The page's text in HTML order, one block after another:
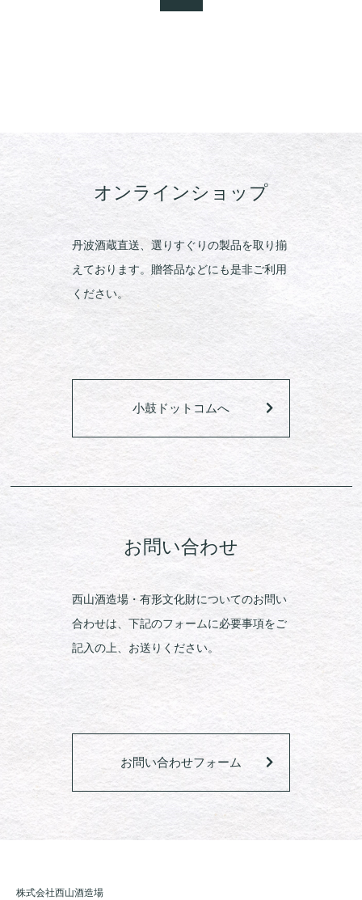
オンラインショップ
丹波酒蔵直送、選りすぐりの製品を取り揃
えております。贈答品などにも是非ご利用
ください。
小鼓ドットコムへ
お問い合わせ
西山酒造場・有形文化財についてのお問い
合わせは、下記のフォームに必要事項をご
記入の上、お送りください。
お問い合わせフォーム
株式会社西山酒造場